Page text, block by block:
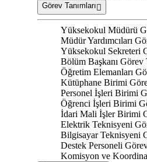
Görev Tanımları
Yüksekokul Müdürü
Müdür Yardımcıları
Yüksekokul Sekreteri
Bölüm Başkanı Görev
Öğretim Elemanları
Kütüphane Birimi
Personel İşleri Birimi
Öğrenci İşleri Birimi
İdari Mali İşler Birimi
Elektrik Teknisyeni
Bilgisayar Teknisyeni
Destek Personeli Görev
Komisyon ve